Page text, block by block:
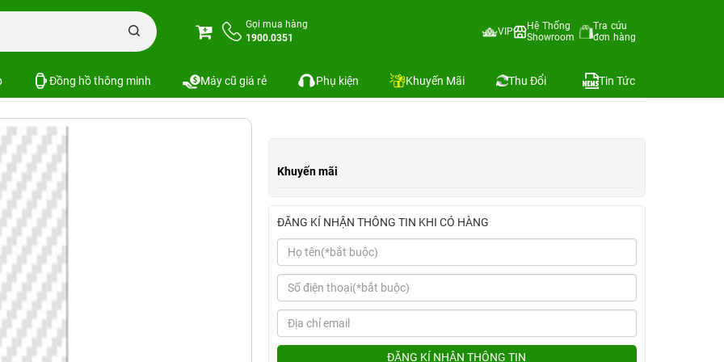
Gọi mua hàng
1900.0351
VIP
Hệ Thống
Showroom
Tra cứu
đơn hàng
Đồng hồ thông minh Máy cũ giá rẻ Phụ kiện Khuyến Mãi Thu Đổi Tin Tức
Miếng dán Carbon mặt sau trong suốt iPhone 5S / iPhone 5C
iPhone 5S / iPhone 5C
Khuyến mãi
ĐĂNG KÍ NHẬN THÔNG TIN KHI CÓ HÀNG
ĐĂNG KÍ NHẬN THÔNG TIN